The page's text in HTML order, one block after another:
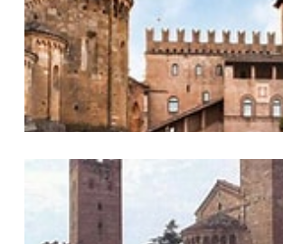
Veduta Piazza Centro Storico